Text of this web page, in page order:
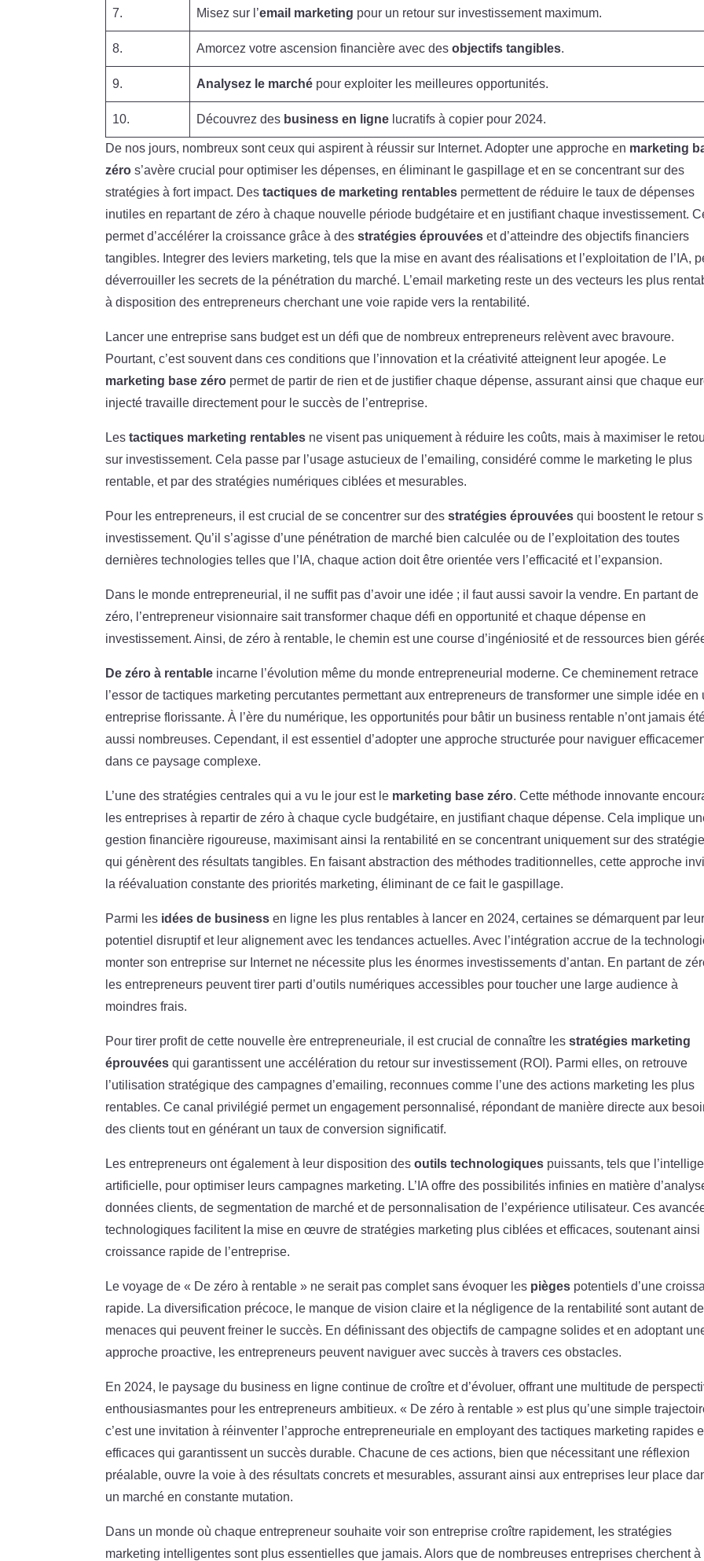
7. Misez sur l’email marketing pour un retour sur investissement maximum.
8. Amorcez votre ascension financière avec desobjectifs tangibles.
9. Analysez le marché pour exploiter les meilleures opportunités.
10. Découvrez des business en ligne lucratifs à copier pour 2024.
De nos jours, nombreux sont ceux qui aspirent à réussir sur Internet. Adopter une approche en marketing
zéro s’avère crucial pour optimiser les dépenses, en éliminant le gaspillage et en se concentrant sur des
stratégies à fort impact. Destactiques de marketing rentables permettent de réduire le taux de dépenses
inutiles en repartant de zéro à chaque nouvelle période budgétaire et en justifiant chaque investissement.
permet d’accélérer la croissance grâce à desstratégies éprouvées et d’atteindre des objectifs financiers
tangibles. Integrer des leviers marketing, tels que la mise en avant des réalisations et l’exploitation de l’IA,
déverrouiller les secrets de la pénétration du marché. L’email marketing reste un des vecteurs les plus
à disposition des entrepreneurs cherchant une voie rapide vers la rentabilité.
Lancer une entreprise sans budget est un défi que de nombreux entrepreneurs relèvent avec bravoure.
Pourtant, c’est souvent dans ces conditions que l’innovation et la créativité atteignent leur apogée. Le
marketing base zéro permet de partir de rien et de justifier chaque dépense, assurant ainsi que chaque
injecté travaille directement pour le succès de l’entreprise.
Lestactiques marketing rentables ne visent pas uniquement à réduire les coûts, mais à maximiser le
sur investissement. Cela passe par l’usage astucieux de l’emailing, considéré comme le marketing le plus
rentable, et par des stratégies numériques ciblées et mesurables.
Pour les entrepreneurs, il est crucial de se concentrer sur desstratégies éprouvées qui boostent le retour
investissement. Qu’il s’agisse d’une pénétration de marché bien calculée ou de l’exploitation des toutes
dernières technologies telles que l’IA, chaque action doit être orientée vers l’efficacité et l’expansion.
Dans le monde entrepreneurial, il ne suffit pas d’avoir une idée ; il faut aussi savoir la vendre. En partant de
zéro, l’entrepreneur visionnaire sait transformer chaque défi en opportunité et chaque dépense en
investissement. Ainsi, de zéro à rentable, le chemin est une course d’ingéniosité et de ressources bien
De zéro à rentable incarne l’évolution même du monde entrepreneurial moderne. Ce cheminement retrace
l’essor de tactiques marketing percutantes permettant aux entrepreneurs de transformer une simple idée en
entreprise florissante. À l’ère du numérique, les opportunités pour bâtir un business rentable n’ont jamais
aussi nombreuses. Cependant, il est essentiel d’adopter une approche structurée pour naviguer
dans ce paysage complexe.
L’une des stratégies centrales qui a vu le jour est le marketing base zéro. Cette méthode innovante
les entreprises à repartir de zéro à chaque cycle budgétaire, en justifiant chaque dépense. Cela implique
gestion financière rigoureuse, maximisant ainsi la rentabilité en se concentrant uniquement sur des
qui génèrent des résultats tangibles. En faisant abstraction des méthodes traditionnelles, cette approche
la réévaluation constante des priorités marketing, éliminant de ce fait le gaspillage.
Parmi les idées de business en ligne les plus rentables à lancer en 2024, certaines se démarquent par leur
potentiel disruptif et leur alignement avec les tendances actuelles. Avec l’intégration accrue de la
monter son entreprise sur Internet ne nécessite plus les énormes investissements d’antan. En partant de
les entrepreneurs peuvent tirer parti d’outils numériques accessibles pour toucher une large audience à
moindres frais.
Pour tirer profit de cette nouvelle ère entrepreneuriale, il est crucial de connaître lesstratégies marketing
éprouvées qui garantissent une accélération du retour sur investissement (ROI). Parmi elles, on retrouve
l’utilisation stratégique des campagnes d’emailing, reconnues comme l’une des actions marketing les plus
rentables. Ce canal privilégié permet un engagement personnalisé, répondant de manière directe aux
des clients tout en générant un taux de conversion significatif.
Les entrepreneurs ont également à leur disposition desoutils technologiques puissants, tels que
artificielle, pour optimiser leurs campagnes marketing. L’IA offre des possibilités infinies en matière
données clients, de segmentation de marché et de personnalisation de l’expérience utilisateur. Ces
technologiques facilitent la mise en œuvre de stratégies marketing plus ciblées et efficaces, soutenant ainsi
croissance rapide de l’entreprise.
Le voyage de « De zéro à rentable » ne serait pas complet sans évoquer les pièges potentiels d’une
rapide. La diversification précoce, le manque de vision claire et la négligence de la rentabilité sont autant de
menaces qui peuvent freiner le succès. En définissant des objectifs de campagne solides et en adoptant
approche proactive, les entrepreneurs peuvent naviguer avec succès à travers ces obstacles.
En 2024, le paysage du business en ligne continue de croître et d’évoluer, offrant une multitude de
enthousiasmantes pour les entrepreneurs ambitieux. « De zéro à rentable » est plus qu’une simple
c’est une invitation à réinventer l’approche entrepreneuriale en employant des tactiques marketing rapides
efficaces qui garantissent un succès durable. Chacune de ces actions, bien que nécessitant une réflexion
préalable, ouvre la voie à des résultats concrets et mesurables, assurant ainsi aux entreprises leur place
un marché en constante mutation.
Dans un monde où chaque entrepreneur souhaite voir son entreprise croître rapidement, les stratégies
marketing intelligentes sont plus essentielles que jamais. Alors que de nombreuses entreprises cherchent à